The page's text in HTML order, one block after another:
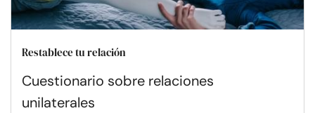
Restablece tu relación
Cuestionario sobre relaciones
unilaterales